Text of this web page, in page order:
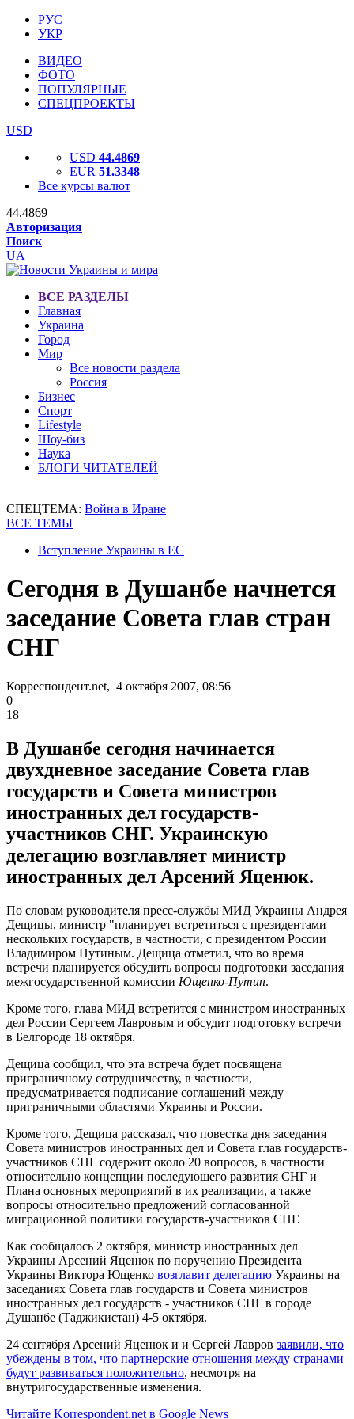
РУС
УКР
ВИДЕО
ФОТО
ПОПУЛЯРНЫЕ
СПЕЦПРОЕКТЫ
USD
USD 44.4869
EUR 51.3348
Все курсы валют
44.4869
Авторизация
Поиск
UA
ВСЕ РАЗДЕЛЫ
Главная
Украина
Город
Мир
Все новости раздела
Россия
Бизнес
Спорт
Lifestyle
Шоу-биз
Наука
БЛОГИ ЧИТАТЕЛЕЙ
СПЕЦТЕМА: Война в Иране
ВСЕ ТЕМЫ
Вступление Украины в ЕС
Сегодня в Душанбе начнется
заседание Совета глав стран
СНГ
Корреспондент.net, 4 октября 2007, 08:56
0
18
В Душанбе сегодня начинается
двухдневное заседание Совета глав
государств и Совета министров
иностранных дел государств-
участников СНГ. Украинскую
делегацию возглавляет министр
иностранных дел Арсений Яценюк.
По словам руководителя пресс-службы МИД Украины Андрея
Дещицы, министр "планирует встретиться с президентами
нескольких государств, в частности, с президентом России
Владимиром Путиным. Дещица отметил, что во время
встречи планируется обсудить вопросы подготовки заседания
межгосударственной комиссии Ющенко-Путин.
Кроме того, глава МИД встретится с министром иностранных
дел России Сергеем Лавровым и обсудит подготовку встречи
в Белгороде 18 октября.
Дещица сообщил, что эта встреча будет посвящена
приграничному сотрудничеству, в частности,
предусматривается подписание соглашений между
приграничными областями Украины и России.
Кроме того, Дещица рассказал, что повестка дня заседания
Совета министров иностранных дел и Совета глав государств-
участников СНГ содержит около 20 вопросов, в частности
относительно концепции последующего развития СНГ и
Плана основных мероприятий в их реализации, а также
вопросы относительно предложений согласованной
миграционной политики государств-участников СНГ.
Как сообщалось 2 октября, министр иностранных дел
Украины Арсений Яценюк по поручению Президента
Украины Виктора Ющенко возглавит делегацию Украины на
заседаниях Совета глав государств и Совета министров
иностранных дел государств - участников СНГ в городе
Душанбе (Таджикистан) 4-5 октября.
24 сентября Арсений Яценюк и и Сергей Лавров заявили, что
убеждены в том, что партнерские отношения между странами
будут развиваться положительно, несмотря на
внутригосударственные изменения.
Читайте Korrespondent.net в Google News